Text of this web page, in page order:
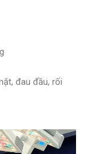
đau đầu, rối